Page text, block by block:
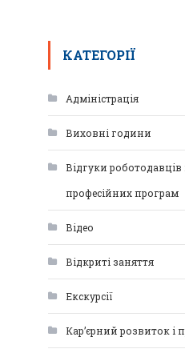
КАТЕГОРІЇ
Адміністрація
Виховні години
Відгуки
професійних програм
Відео
Відкриті заняття
Екскурсії
Кар’єрний розвиток і